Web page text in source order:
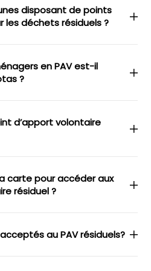
disposant de points
les déchets résiduels ?
en PAV est-il
?
d’apport volontaire
carte pour accéder aux
résiduel ?
au PAV résiduels?